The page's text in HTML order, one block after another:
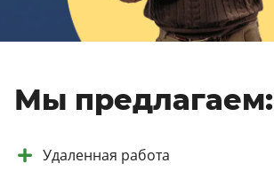
Мы предлагаем:
Удаленная работа